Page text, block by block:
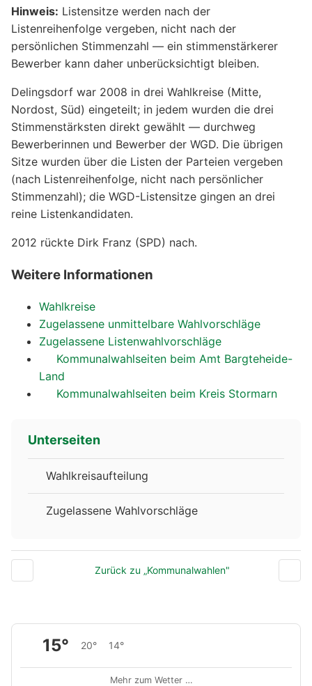
Hinweis: Listensitze werden nach der
Listenreihenfolge vergeben, nicht nach der
persönlichen Stimmenzahl — ein stimmenstärkerer
Bewerber kann daher unberücksichtigt bleiben.
Delingsdorf war 2008 in drei Wahlkreise (Mitte,
Nordost, Süd) eingeteilt; in jedem wurden die drei
Stimmenstärksten direkt gewählt — durchweg
Bewerberinnen und Bewerber der WGD. Die übrigen
Sitze wurden über die Listen der Parteien vergeben
(nach Listenreihenfolge, nicht nach persönlicher
Stimmenzahl); die WGD-Listensitze gingen an drei
reine Listenkandidaten.
2012 rückte Dirk Franz (SPD) nach.
Weitere Informationen
Wahlkreise
Zugelassene unmittelbare Wahlvorschläge
Zugelassene Listenwahlvorschläge
Kommunalwahlseiten beim Amt Bargteheide-
Land
Kommunalwahlseiten beim Kreis Stormarn
Unterseiten
Wahlkreisaufteilung
Zugelassene Wahlvorschläge
Zurück zu „Kommunalwahlen"
15° 20° 14°
Mehr zum Wetter …